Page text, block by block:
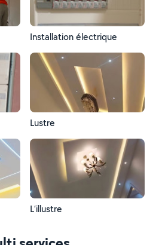
Installation électrique
Lustre
L’illustre